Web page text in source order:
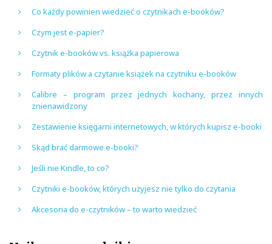
Co każdy powinien wiedzieć o czytnikach e-booków?
Czym jest e-papier?
Czytnik e-booków vs. książka papierowa
Formaty plików a czytanie książek na czytniku e-booków
Calibre – program przez jednych kochany, przez innych
znienawidzony
Zestawienie księgarni internetowych, w których kupisz e-booki
Skąd brać darmowe e-booki?
Jeśli nie Kindle, to co?
Czytniki e-booków, których użyjesz nie tylko do czytania
Akcesoria do e-czytników – to warto wiedzieć